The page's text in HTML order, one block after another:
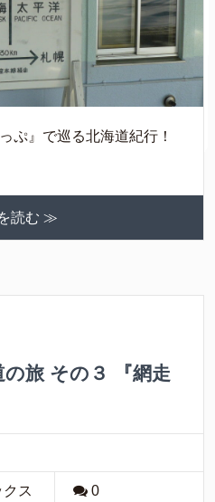
ぷ』で巡る北海道紀行！
読む ≫
旅 その３ 『網走
クス 0